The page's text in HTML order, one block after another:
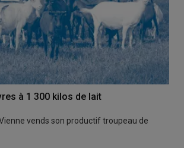
à 1 300 kilos de lait
vends son productif troupeau de